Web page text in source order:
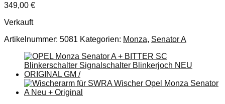
349,00 €
Verkauft
Artikelnummer: 5081 Kategorien: Monza, Senator A